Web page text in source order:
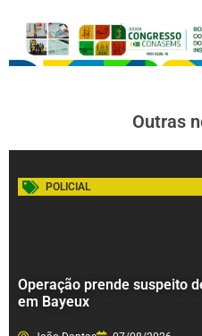
Outras
POLICIAL
Operação prende suspeito
em Bayeux